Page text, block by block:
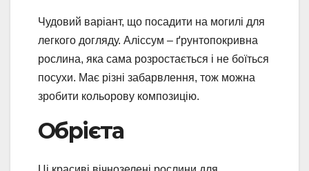
Чудовий варіант, що посадити на могилі для
легкого догляду. Аліссум – ґрунтопокривна
рослина, яка сама розростається і не боїться
посухи. Має різні забарвлення, тож можна
зробити кольорову композицію.
Обрієта